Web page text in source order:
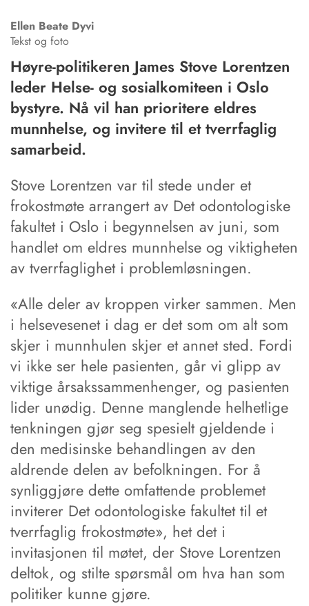
Ellen Beate Dyvi
Tekst og foto
Høyre-politikeren James Stove Lorentzen
leder Helse- og sosialkomiteen i Oslo
bystyre. Nå vil han prioritere eldres
munnhelse, og invitere til et tverrfaglig
samarbeid.
Stove Lorentzen var til stede under et
frokostmøte arrangert av Det odontologiske
fakultet i Oslo i begynnelsen av juni, som
handlet om eldres munnhelse og viktigheten
av tverrfaglighet i problemløsningen.
«Alle deler av kroppen virker sammen. Men
i helsevesenet i dag er det som om alt som
skjer i munnhulen skjer et annet sted. Fordi
vi ikke ser hele pasienten, går vi glipp av
viktige årsakssammenhenger, og pasienten
lider unødig. Denne manglende helhetlige
tenkningen gjør seg spesielt gjeldende i
den medisinske behandlingen av den
aldrende delen av befolkningen. For å
synliggjøre dette omfattende problemet
inviterer Det odontologiske fakultet til et
tverrfaglig frokostmøte», het det i
invitasjonen til møtet, der Stove Lorentzen
deltok, og stilte spørsmål om hva han som
politiker kunne gjøre.